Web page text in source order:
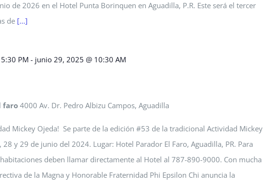
de 2026 en el Hotel Punta Borinquen en Aguadilla, P.R. Este será el tercer
de [...]
PM - junio 29, 2025 @ 10:30 AM
faro4000 Av. Dr. Pedro Albizu Campos, Aguadilla
Mickey Ojeda! Se parte de la edición #53 de la tradicional Actividad Mickey
28 y 29 de junio del 2024. Lugar: Hotel Parador El Faro, Aguadilla, PR. Para
deben llamar directamente al Hotel al 787-890-9000. Con mucha
de la Magna y Honorable Fraternidad Phi Epsilon Chi anuncia la